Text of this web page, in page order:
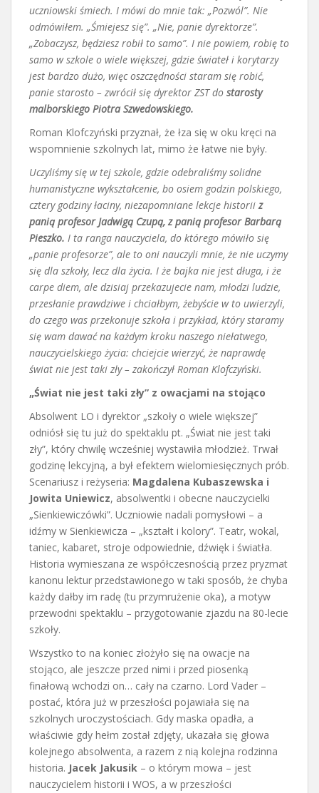
uczniowski śmiech. I mówi do mnie tak: „Pozwól”. Nie
odmówiłem. „Śmiejesz się”. „Nie, panie dyrektorze”.
„Zobaczysz, będziesz robił to samo”. I nie powiem, robię to
samo w szkole o wiele większej, gdzie świateł i korytarzy
jest bardzo dużo, więc oszczędności staram się robić,
panie starosto – zwrócił się dyrektor ZST do starosty
malborskiego Piotra Szwedowskiego.
Roman Klofczyński przyznał, że łza się w oku kręci na
wspomnienie szkolnych lat, mimo że łatwe nie były.
Uczyliśmy się w tej szkole, gdzie odebraliśmy solidne
humanistyczne wykształcenie, bo osiem godzin polskiego,
cztery godziny łaciny, niezapomniane lekcje historiiz
panią profesor Jadwigą Czupą, z panią profesor Barbarą
Pieszko. I ta ranga nauczyciela, do którego mówiło się
„panie profesorze”, ale to oni nauczyli mnie, że nie uczymy
się dla szkoły, lecz dla życia. I że bajka nie jest długa, i że
carpe diem, ale dzisiaj przekazujecie nam, młodzi ludzie,
przesłanie prawdziwe i chciałbym, żebyście w to uwierzyli,
do czego was przekonuje szkoła i przykład, który staramy
się wam dawać na każdym kroku naszego niełatwego,
nauczycielskiego życia: chciejcie wierzyć, że naprawdę
świat nie jest taki zły – zakończył Roman Klofczyński.
„Świat nie jest taki zły” z owacjami na stojąco
Absolwent LO i dyrektor „szkoły o wiele większej”
odniósł się tu już do spektaklu pt. „Świat nie jest taki
zły”, który chwilę wcześniej wystawiła młodzież. Trwał
godzinę lekcyjną, a był efektem wielomiesięcznych prób.
Scenariusz i reżyseria: Magdalena Kubaszewska i
Jowita Uniewicz, absolwentki i obecne nauczycielki
„Sienkiewiczówki”. Uczniowie nadali pomysłowi – a
idźmy w Sienkiewicza – „kształt i kolory”. Teatr, wokal,
taniec, kabaret, stroje odpowiednie, dźwięk i światła.
Historia wymieszana ze współczesnością przez pryzmat
kanonu lektur przedstawionego w taki sposób, że chyba
każdy dałby im radę (tu przymrużenie oka), a motyw
przewodni spektaklu – przygotowanie zjazdu na 80-lecie
szkoły.
Wszystko to na koniec złożyło się na owacje na
stojąco, ale jeszcze przed nimi i przed piosenką
finałową wchodzi on… cały na czarno. Lord Vader –
postać, która już w przeszłości pojawiała się na
szkolnych uroczystościach. Gdy maska opadła, a
właściwie gdy hełm został zdjęty, ukazała się głowa
kolejnego absolwenta, a razem z nią kolejna rodzinna
historia. Jacek Jakusik – o którym mowa – jest
nauczycielem historii i WOS, a w przeszłości